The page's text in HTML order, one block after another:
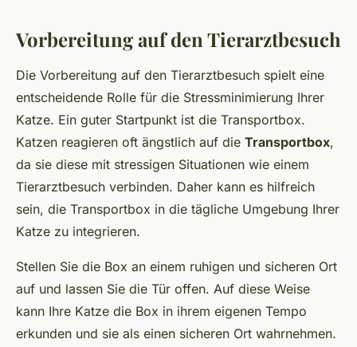
Vorbereitung auf den Tierarztbesuch
Die Vorbereitung auf den Tierarztbesuch spielt eine
entscheidende Rolle für die Stressminimierung Ihrer
Katze. Ein guter Startpunkt ist die Transportbox.
Katzen reagieren oft ängstlich auf die Transportbox,
da sie diese mit stressigen Situationen wie einem
Tierarztbesuch verbinden. Daher kann es hilfreich
sein, die Transportbox in die tägliche Umgebung Ihrer
Katze zu integrieren.
Stellen Sie die Box an einem ruhigen und sicheren Ort
auf und lassen Sie die Tür offen. Auf diese Weise
kann Ihre Katze die Box in ihrem eigenen Tempo
erkunden und sie als einen sicheren Ort wahrnehmen.